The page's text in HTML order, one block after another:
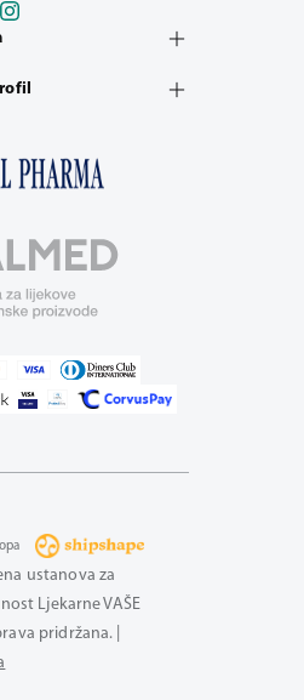
ustanova za
Ljekarne VAŠE
pridržana. |